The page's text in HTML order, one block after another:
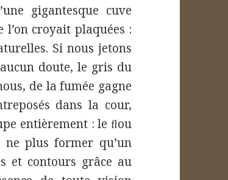
gigantesque cuve
l’on croyait plaquées :
Si nous jetons
doute, le gris du
de la fumée gagne
dans la cour,
entièrement : le ﬂou
ne plus former qu’un
et contours grâce au